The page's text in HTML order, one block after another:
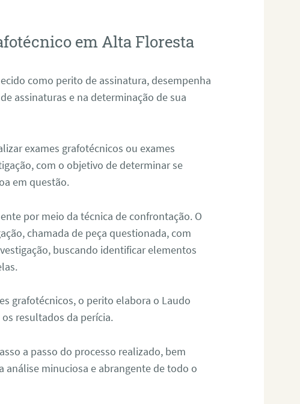
em Alta Floresta
como perito de assinatura, desempenha
assinaturas e na determinação de sua
exames grafotécnicos ou exames
com o objetivo de determinar se
em questão.
por meio da técnica de confrontação. O
chamada de peça questionada, com
buscando identificar elementos
grafotécnicos, o perito elabora o Laudo
resultados da perícia.
a passo do processo realizado, bem
análise minuciosa e abrangente de todo o